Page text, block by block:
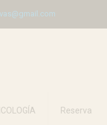
Reserva